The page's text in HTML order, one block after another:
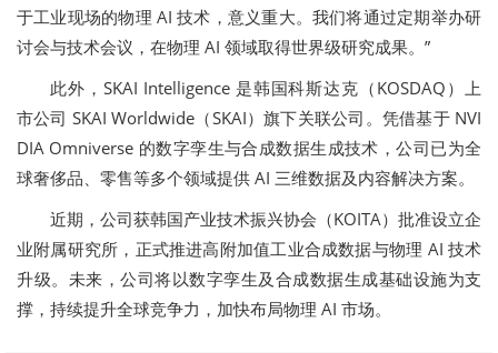
于工业现场的物理 AI 技术，意义重大。我们将通过定期举办研
讨会与技术会议，在物理 AI 领域取得世界级研究成果。”
此外，SKAI Intelligence 是韩国科斯达克（KOSDAQ）上
市公司 SKAI Worldwide（SKAI）旗下关联公司。凭借基于 NVI
DIA Omniverse 的数字孪生与合成数据生成技术，公司已为全
球奢侈品、零售等多个领域提供 AI 三维数据及内容解决方案。
近期，公司获韩国产业技术振兴协会（KOITA）批准设立企
业附属研究所，正式推进高附加值工业合成数据与物理 AI 技术
升级。未来，公司将以数字孪生及合成数据生成基础设施为支
撑，持续提升全球竞争力，加快布局物理 AI 市场。